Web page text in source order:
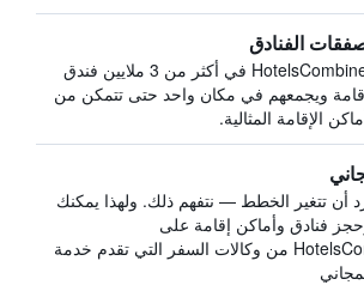
الفنادق
يبحث HotelsCombined في أكثر من 3 ملايين فندق
ويجمعهم في مكان واحد حتى تتمكن من
الإقامة المثالية.
أن تتغير الخطط — نتفهم ذلك. ولهذا يمكنك
فنادق وأماكن إقامة على
HotelsCombined من وكالات السفر التي تقدم خدمة